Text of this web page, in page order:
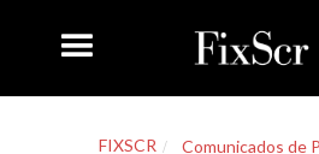
FIXSCR
Comunicados de